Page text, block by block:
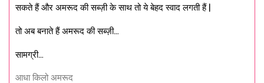
सकते हैं और अमरूद की सब्ज़ी के साथ तो ये बेहद स्वाद लगती हैं |
तो अब बनाते हैं अमरूद की सब्ज़ी…
सामग्री…
आधा किलो अमरूद